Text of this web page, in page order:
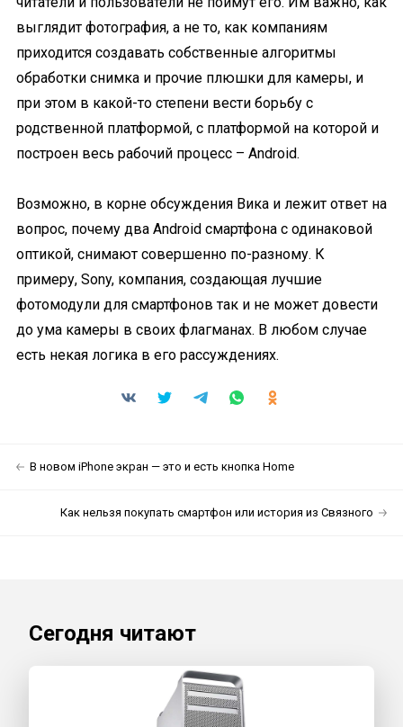
выглядит фотография, а не то, как компаниям
приходится создавать собственные алгоритмы
обработки снимка и прочие плюшки для камеры, и
при этом в какой-то степени вести борьбу с
родственной платформой, с платформой на которой и
построен весь рабочий процесс – Android.
Возможно, в корне обсуждения Вика и лежит ответ на
вопрос, почему два Android смартфона с одинаковой
оптикой, снимают совершенно по-разному. К
примеру, Sony, компания, создающая лучшие
фотомодули для смартфонов так и не может довести
до ума камеры в своих флагманах. В любом случае
есть некая логика в его рассуждениях.
В новом iPhone экран — это и есть кнопка Home
Как нельзя покупать смартфон или история из Связного
Сегодня читают